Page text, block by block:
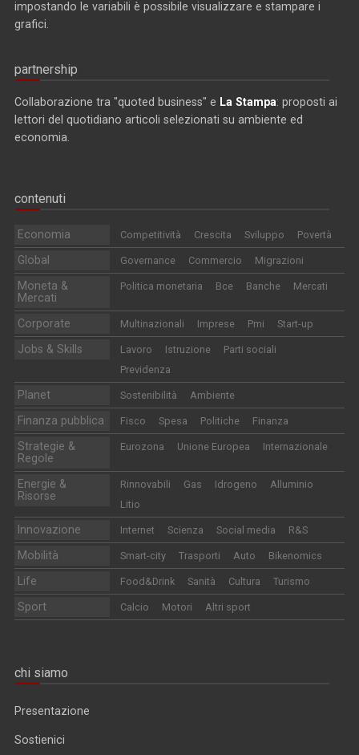
impostando le variabili è possibile visualizzare e stampare i
grafici.
partnership
Collaborazione tra "quoted business" e La Stampa: proposti ai
lettori del quotidiano articoli selezionati su ambiente ed
economia.
contenuti
Economia Competitività Crescita Sviluppo Povertà
Global Governance Commercio Migrazioni
Moneta &
Mercati
Politica monetaria Bce Banche Mercati
Corporate Multinazionali Imprese Pmi Start-up
Jobs & Skills Lavoro Istruzione
Parti sociali
Previdenza
Planet Sostenibilità Ambiente
Finanza pubblica Fisco Spesa Politiche Finanza
Strategie &
Regole
Eurozona Unione Europea Internazionale
Energie &
Risorse
Rinnovabili Gas Idrogeno
Alluminio
Litio
Innovazione Internet Scienza Social media R&S
Mobilità Smart-city Trasporti Auto Bikenomics
Life Food&Drink Sanità Cultura Turismo
Sport Calcio Motori Altri sport
chi siamo
Presentazione
Sostienici